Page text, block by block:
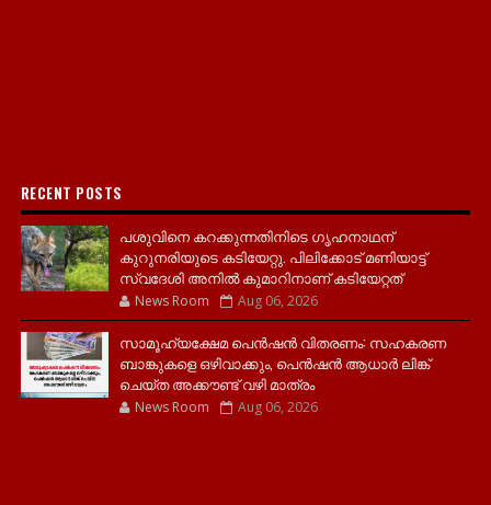
RECENT POSTS
പശുവിനെ കറക്കുന്നതിനിടെ ഗൃഹനാഥന്
കുറുനരിയുടെ കടിയേറ്റു. പിലിക്കോട് മണിയാട്ട്
സ്വദേശി അനിൽ കുമാറിനാണ് കടിയേറ്റത്
News Room Aug 06, 2026
സാമൂ​ഹ്യക്ഷേമ പെൻഷൻ വിതരണം: സഹകരണ
ബാങ്കുകളെ ഒഴിവാക്കും, പെൻഷൻ ആധാർ‌ ലിങ്ക്
ചെയ്ത അക്കൗണ്ട് വഴി മാത്രം
News Room Aug 06, 2026